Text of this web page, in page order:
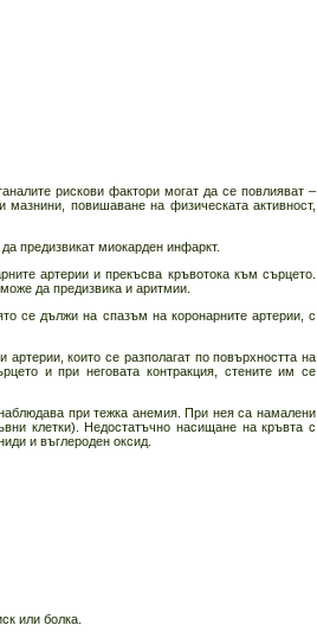
рискови фактори могат да се повлияват –
повишаване на физическата активност,
предизвикат миокарден инфаркт.
артерии и прекъсва кръвотока към сърцето.
да предизвика и аритмии.
се дължи на спазъм на коронарните артерии, с
артерии, които се разполагат по повърхността на
и при неговата контракция, стените им се
при тежка анемия. При нея са намалени
клетки). Недостатъчно насищане на кръвта с
и въглероден оксид.
или болка.